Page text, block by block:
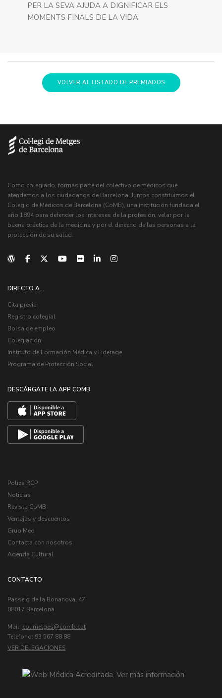
PER LA SEVA AJUDA A DIGNIFICAR ELS
MOMENTS FINALS DE LA VIDA
VOLVER AL LISTADO DE PREMIADOS
Como colegiado, formas parte del colectivo de médicos que
atendemos a los ciudadanos de Barcelona. Juntos constituimos el
Colegio de Médicos de Barcelona (CoMB), una institución fundada el
año 1894 para defender los intereses de la profesión, velar por la
buena práctica de la medicina y por el derecho de las personas a la
protección de su salud.
DIRECTO A...
Cita previa
Registro colegial
Bolsa de empleo
Colegiación
Instituto de Formación Médica y Liderage
Programa de Protección Social
DESCÁRGATE LA APP COMB
Poliza RCP
Noticias
Revista CoMB
Ventajas y descuentos
Grup Med
Contacta con nosotros
Agenda Cultural
CONTACTO
Passeig de la Bonanova, 47
08017 Barcelona
Mail: col.metges
Telèfono: 93 567 88 88
VER DELEGACIONES